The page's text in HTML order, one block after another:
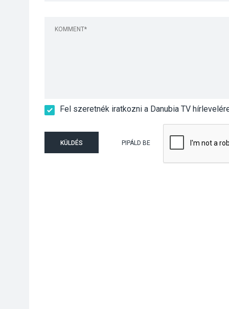
Fel szeretnék iratkozni a Danubia TV
KÜLDÉS PIPÁLD BE